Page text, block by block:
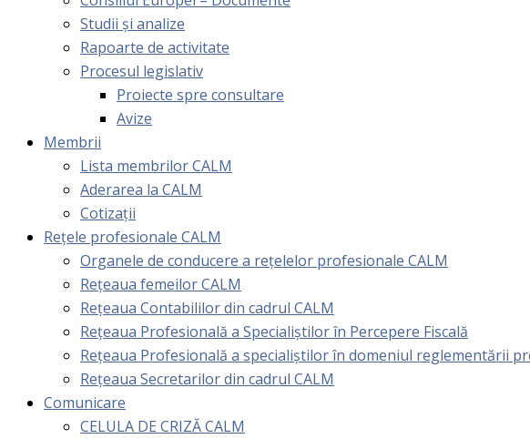
Studii și analize
Rapoarte de activitate
Procesul legislativ
Proiecte spre consultare
Avize
Membrii
Lista membrilor CALM
Aderarea la CALM
Cotizaţii
Rețele profesionale CALM
Organele de conducere a rețelelor profesionale CALM
Rețeaua femeilor CALM
Rețeaua Contabililor din cadrul CALM
Rețeaua Profesională a Specialiștilor în Percepere Fiscală
Reţeaua Profesională a specialiştilor în domeniul reglementării
Rețeaua Secretarilor din cadrul CALM
Comunicare
CELULA DE CRIZĂ CALM